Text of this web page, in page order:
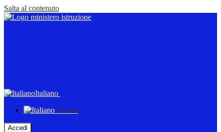
Salta al contenuto
Italiano
Italiano
Accedi